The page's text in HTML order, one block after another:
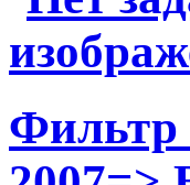
Фильтр